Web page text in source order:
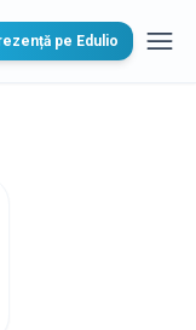
pe Edulio